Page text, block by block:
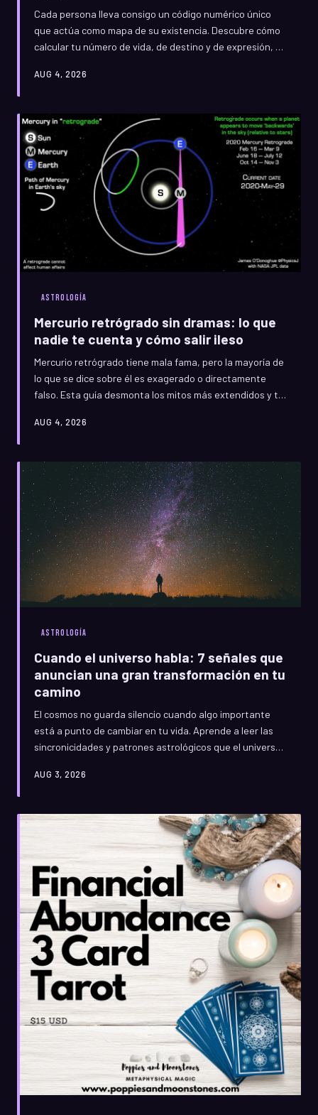
Cada persona lleva consigo un código numérico único
que actúa como mapa de su existencia. Descubre cómo
calcular tu número de vida, de destino y de expresión, y
amor, trabajo y crecimiento personal este año.
AUG 4, 2026
ASTROLOGÍA
Mercurio retrógrado sin dramas: lo que
nadie te cuenta y cómo salir ileso
Mercurio retrógrado tiene mala fama, pero la mayoría de
lo que se dice sobre él es exagerado o directamente
falso. Esta guía desmonta los mitos más extendidos y te
comunicación, la tecnología y tus relaciones sin perder la
AUG 4, 2026
ASTROLOGÍA
Cuando el universo habla: 7 señales que
anuncian una gran transformación en tu
camino
El cosmos no guarda silencio cuando algo importante
está a punto de cambiar en tu vida. Aprende a leer las
sincronicidades y patrones astrológicos que el universo
prepárate para abrazar lo que está por venir.
AUG 3, 2026